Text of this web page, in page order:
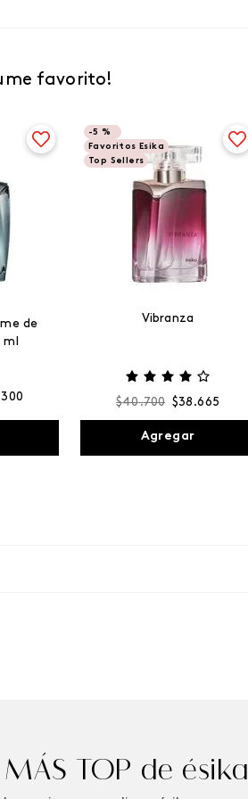
favorito!
de
ml
300
-5 %
Favoritos Esika
Top Sellers
Vibranza
$40.700 $38 .665
Agregar
TOP de ésika